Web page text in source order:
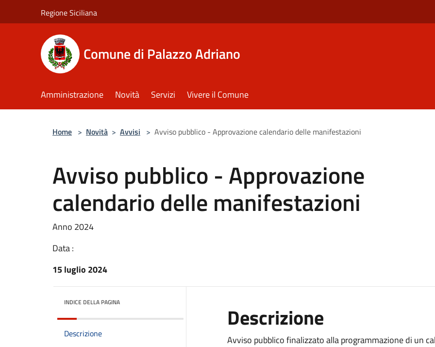
Regione Siciliana
Comune di Palazzo Adriano
Amministrazione Novità Servizi Vivere il Comune
Home > Novità > Avvisi > Avviso pubblico - Approvazione calendario delle manifestazioni
Avviso pubblico - Approvazione
calendario delle manifestazioni
Anno 2024
Data :
15 luglio 2024
INDICE DELLA PAGINA
Descrizione
Descrizione
Avviso pubblico finalizzato alla programmazione di un